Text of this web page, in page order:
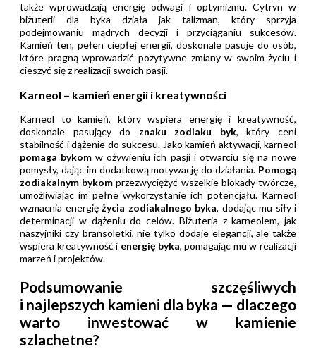
także wprowadzają energię odwagi i optymizmu. Cytryn w
biżuterii dla byka działa jak talizman, który sprzyja
podejmowaniu mądrych decyzji i przyciąganiu sukcesów.
Kamień ten, pełen ciepłej energii, doskonale pasuje do osób,
które pragną wprowadzić pozytywne zmiany w swoim życiu i
cieszyć się z realizacji swoich pasji.
Karneol – kamień energii i kreatywności
Karneol to kamień, który wspiera energię i kreatywność,
doskonale pasujący do znaku zodiaku byk, który ceni
stabilność i dążenie do sukcesu. Jako kamień aktywacji, karneol
pomaga bykom w ożywieniu ich pasji i otwarciu się na nowe
pomysły, dając im dodatkową motywację do działania. Pomogą
zodiakalnym bykom przezwyciężyć wszelkie blokady twórcze,
umożliwiając im pełne wykorzystanie ich potencjału. Karneol
wzmacnia energię życia zodiakalnego byka, dodając mu siły i
determinacji w dążeniu do celów. Biżuteria z karneolem, jak
naszyjniki czy bransoletki, nie tylko dodaje elegancji, ale także
wspiera kreatywność i energię byka, pomagając mu w realizacji
marzeń i projektów.
Podsumowanie szczęśliwych
i najlepszych kamieni dla byka — dlaczego
warto inwestować w kamienie
szlachetne?